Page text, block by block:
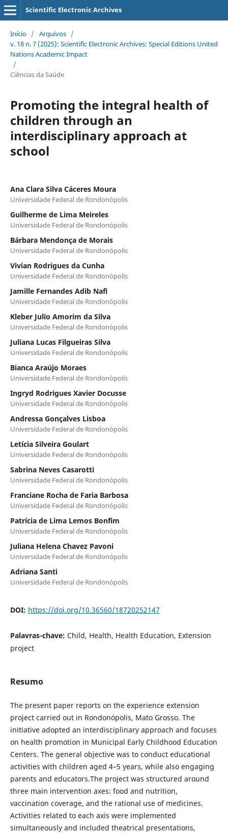
Scientific Electronic Archives
Início / Arquivos /
v. 18 n. 7 (2025): Scientific Electronic Archives: Special Editions United
Nations Academic Impact
/
Ciências da Saúde
Promoting the integral health of
children through an
interdisciplinary approach at
school
Ana Clara Silva Cáceres Moura
Universidade Federal de Rondonópolis
Guilherme de Lima Meireles
Universidade Federal de Rondonópolis
Bárbara Mendonça de Morais
Universidade Federal de Rondonópolis
Vivian Rodrigues da Cunha
Universidade Federal de Rondonópolis
Jamille Fernandes Adib Nafi
Universidade Federal de Rondonópolis
Kleber Julio Amorim da Silva
Universidade Federal de Rondonópolis
Juliana Lucas Filgueiras Silva
Universidade Federal de Rondonópolis
Bianca Araújo Moraes
Universidade Federal de Rondonópolis
Ingryd Rodrigues Xavier Docusse
Universidade Federal de Rondonópolis
Andressa Gonçalves Lisboa
Universidade Federal de Rondonópolis
Letícia Silveira Goulart
Universidade Federal de Rondonópolis
Sabrina Neves Casarotti
Universidade Federal de Rondonópolis
Franciane Rocha de Faria Barbosa
Universidade Federal de Rondonópolis
Patrícia de Lima Lemos Bonfim
Universidade Federal de Rondonópolis
Juliana Helena Chavez Pavoni
Universidade Federal de Rondonópolis
Adriana Santi
Universidade Federal de Rondonópolis
DOI: https://doi.org/10.36560/18720252147
Palavras-chave: Child, Health, Health Education, Extension
project
Resumo
The present paper reports on the experience extension
project carried out in Rondonópolis, Mato Grosso. The
initiative adopted an interdisciplinary approach and focuses
on health promotion in Municipal Early Childhood Education
Centers. The general objective was to conduct educational
activities with children aged 4–5 years, while also engaging
parents and educators.The project was structured around
three main intervention axes: food and nutrition,
vaccination coverage, and the rational use of medicines.
Activities related to each axis were implemented
simultaneously and included theatrical presentations,